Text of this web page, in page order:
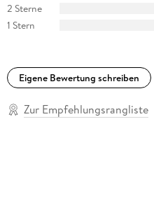
2 Sterne
1 Stern
Eigene Bewertung schreiben
Zur Empfehlungsrangliste